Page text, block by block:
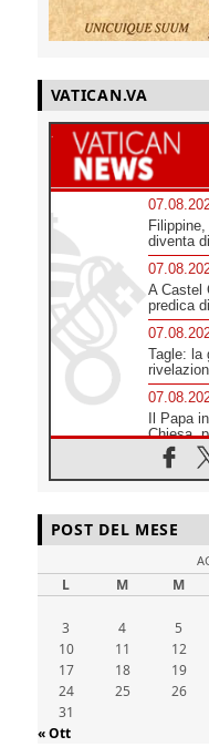
VATICAN.VA
diventa
A Castel
predica
Tagle: la
Il Papa
Chiesa,
SIGNIS
Italia,
Parolin
pace
POST DEL MESE
L M M
3
4 5
10
11 12
17
18 19
24
25 26
31
« Ott